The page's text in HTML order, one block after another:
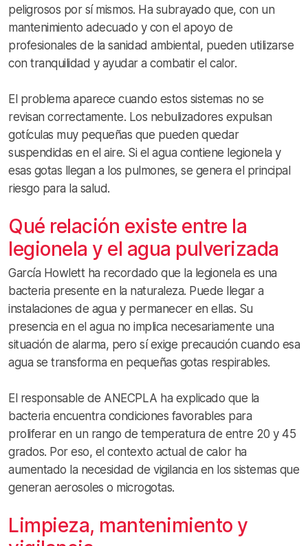
peligrosos por sí mismos. Ha subrayado que, con un
mantenimiento adecuado y con el apoyo de
profesionales de la sanidad ambiental, pueden utilizarse
con tranquilidad y ayudar a combatir el calor.
El problema aparece cuando estos sistemas no se
revisan correctamente. Los nebulizadores expulsan
gotículas muy pequeñas que pueden quedar
suspendidas en el aire. Si el agua contiene legionela y
esas gotas llegan a los pulmones, se genera el principal
riesgo para la salud.
Qué relación existe entre la
legionela y el agua pulverizada
García Howlett ha recordado que la legionela es una
bacteria presente en la naturaleza. Puede llegar a
instalaciones de agua y permanecer en ellas. Su
presencia en el agua no implica necesariamente una
situación de alarma, pero sí exige precaución cuando esa
agua se transforma en pequeñas gotas respirables.
El responsable de ANECPLA ha explicado que la
bacteria encuentra condiciones favorables para
proliferar en un rango de temperatura de entre 20 y 45
grados. Por eso, el contexto actual de calor ha
aumentado la necesidad de vigilancia en los sistemas que
generan aerosoles o microgotas.
Limpieza, mantenimiento y